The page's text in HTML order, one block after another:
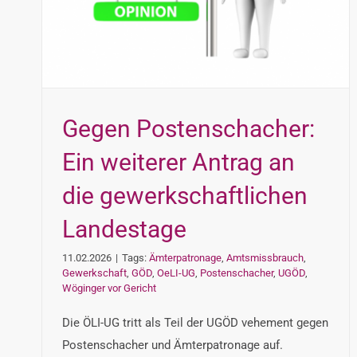
Gegen Postenschacher:
Ein weiterer Antrag an
die gewerkschaftlichen
Landestage
11.02.2026 | Tags: Ämterpatronage, Amtsmissbrauch,
Gewerkschaft, GÖD, OeLI-UG, Postenschacher, UGÖD,
Wöginger vor Gericht
Die ÖLI-UG tritt als Teil der UGÖD vehement gegen
Postenschacher und Ämterpatronage auf.